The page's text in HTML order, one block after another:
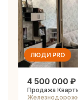
ЛЮДИ PRO
4 500 000 ₽
Продажа